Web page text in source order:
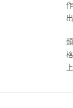
作
類
格